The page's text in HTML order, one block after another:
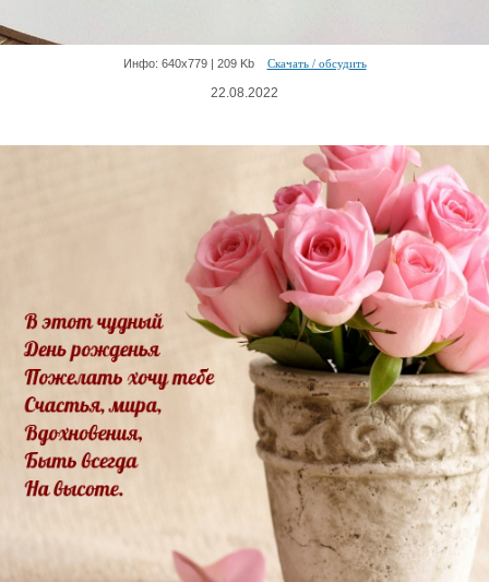
Инфо: 640х779 | 209 Kb Скачать / обсудить
22.08.2022